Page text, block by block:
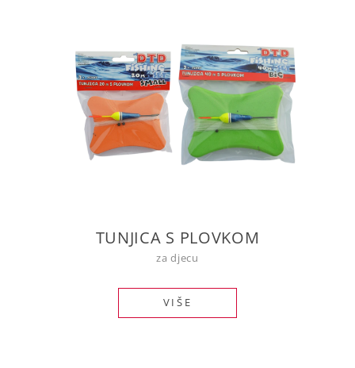
TUNJICA S PLOVKOM
za djecu
VIŠE